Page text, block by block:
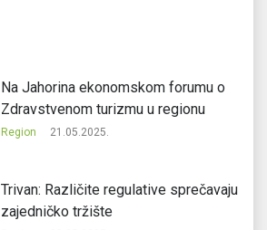
Na Jahorina ekonomskom forumu o
Zdravstvenom turizmu u regionu
Region 21.05.2025.
Trivan: Različite regulative sprečavaju
zajedničko tržište